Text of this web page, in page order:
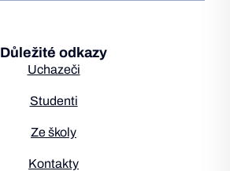
Důležité odkazy
Uchazeči
Studenti
Ze školy
Kontakty